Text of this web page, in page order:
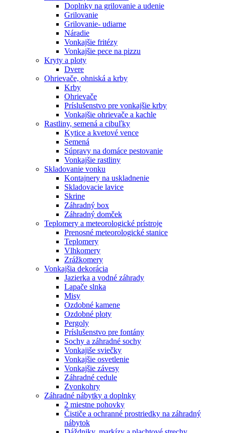
Doplnky na grilovanie a udenie
Grilovanie
Grilovanie- udiarne
Náradie
Vonkajšie fritézy
Vonkajšie pece na pizzu
Kryty a ploty
Dvere
Ohrievače, ohniská a krby
Krby
Ohrievače
Príslušenstvo pre vonkajšie krby
Vonkajšie ohrievače a kachle
Rastliny, semená a cibuľky
Kytice a kvetové vence
Semená
Súpravy na domáce pestovanie
Vonkajšie rastliny
Skladovanie vonku
Kontajnery na uskladnenie
Skladovacie lavice
Skrine
Záhradný box
Záhradný domček
Teplomery a meteorologické prístroje
Prenosné meteorologické stanice
Teplomery
Vlhkomery
Zrážkomery
Vonkajšia dekorácia
Jazierka a vodné záhrady
Lapače slnka
Misy
Ozdobné kamene
Ozdobné ploty
Pergoly
Príslušenstvo pre fontány
Sochy a záhradné sochy
Vonkajiše sviečky
Vonkajšie osvetlenie
Vonkajšie závesy
Záhradné cedule
Zvonkohry
Záhradné nábytky a doplnky
2 miestne pohovky
Čističe a ochranné prostriedky na záhradný
nábytok